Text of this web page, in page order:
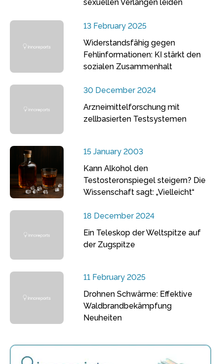
sexuellen Verlangen leiden
13 February 2025
Widerstandsfähig gegen
Fehlinformationen: KI stärkt den
sozialen Zusammenhalt
30 December 2024
Arzneimittelforschung mit
zellbasierten Testsystemen
15 January 2003
Kann Alkohol den
Testosteronspiegel steigern? Die
Wissenschaft sagt: „Vielleicht“
18 December 2024
Ein Teleskop der Weltspitze auf
der Zugspitze
11 February 2025
Drohnen Schwärme: Effektive
Waldbrandbekämpfung
Neuheiten